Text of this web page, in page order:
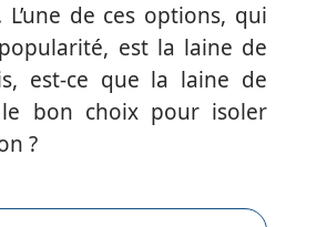
de ces options, qui
est la laine de
est-ce que la laine de
bon choix pour isoler
?